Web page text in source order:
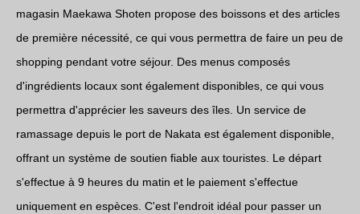
magasin Maekawa Shoten propose des boissons et des articles
de première nécessité, ce qui vous permettra de faire un peu de
shopping pendant votre séjour. Des menus composés
d'ingrédients locaux sont également disponibles, ce qui vous
permettra d'apprécier les saveurs des îles. Un service de
ramassage depuis le port de Nakata est également disponible,
offrant un système de soutien fiable aux touristes. Le départ
s'effectue à 9 heures du matin et le paiement s'effectue
uniquement en espèces. C'est l'endroit idéal pour passer un